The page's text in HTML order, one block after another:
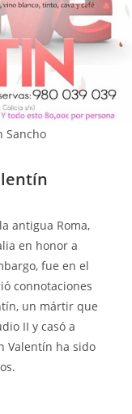
Sancho
antigua Roma,
en honor a
fue en el
connotaciones
un mártir que
II y casó a
Valentín ha sido